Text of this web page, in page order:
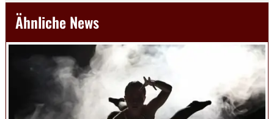
Ähnliche News